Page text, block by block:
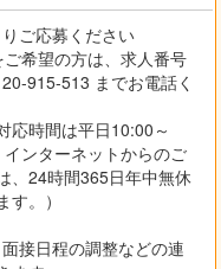
ご応募ください
希望の方は、求人番号
915-513 までお電話く
応時間は平日10:00～
ンターネットからのご
、24時間365日年中無休
。）
接日程の調整などの連